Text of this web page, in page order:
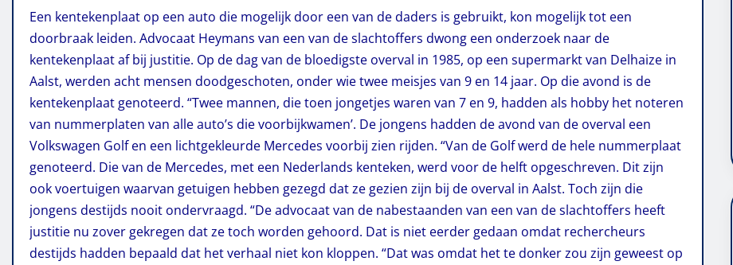
Een kentekenplaat op een auto die mogelijk door een van de daders is gebruikt, kon mogelijk tot een
doorbraak leiden. Advocaat Heymans van een van de slachtoffers dwong een onderzoek naar de
kentekenplaat af bij justitie. Op de dag van de bloedigste overval in 1985, op een supermarkt van Delhaize in
Aalst, werden acht mensen doodgeschoten, onder wie twee meisjes van 9 en 14 jaar. Op die avond is de
kentekenplaat genoteerd. “Twee mannen, die toen jongetjes waren van 7 en 9, hadden als hobby het noteren
van nummerplaten van alle auto’s die voorbijkwamen’. De jongens hadden de avond van de overval een
Volkswagen Golf en een lichtgekleurde Mercedes voorbij zien rijden. “Van de Golf werd de hele nummerplaat
genoteerd. Die van de Mercedes, met een Nederlands kenteken, werd voor de helft opgeschreven. Dit zijn
ook voertuigen waarvan getuigen hebben gezegd dat ze gezien zijn bij de overval in Aalst. Toch zijn die
jongens destijds nooit ondervraagd. “De advocaat van de nabestaanden van een van de slachtoffers heeft
justitie nu zover gekregen dat ze toch worden gehoord. Dat is niet eerder gedaan omdat rechercheurs
destijds hadden bepaald dat het verhaal niet kon kloppen. “Dat was omdat het te donker zou zijn geweest op